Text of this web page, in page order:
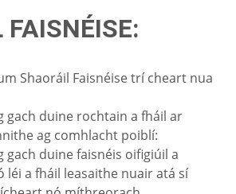
Shaoráil Faisnéise trí cheart nua
gach duine rochtain a fháil ar
ag comhlacht poiblí:
gach duine faisnéis oifigiúil a
léi a fháil leasaithe nuair atá sí